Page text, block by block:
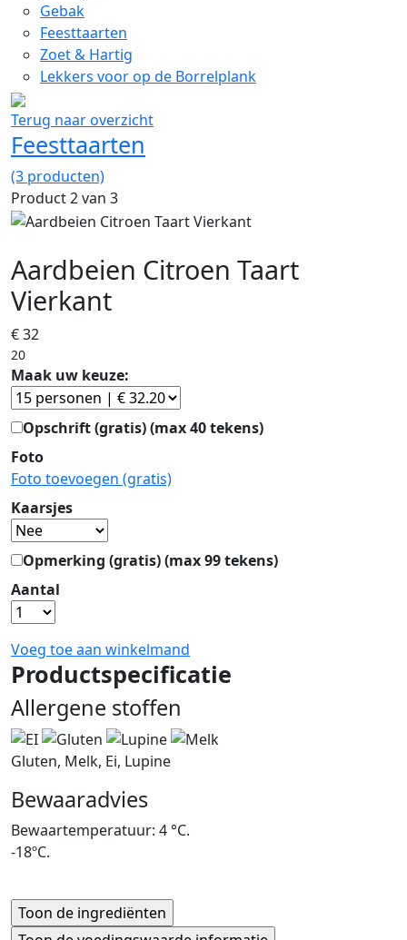
Gebak
Feesttaarten
Zoet & Hartig
Lekkers voor op de Borrelplank
Terug naar overzicht
Feesttaarten
(3 producten)
Product 2 van 3
Aardbeien Citroen Taart
Vierkant
€ 32
20
Maak uw keuze:
Opschrift(gratis)(max 40 tekens)
Foto
Foto toevoegen (gratis)
Kaarsjes
Opmerking (gratis)(max 99 tekens)
Aantal
Voeg toe aan winkelmand
Productspecificatie
Allergene stoffen
Gluten, Melk, Ei, Lupine
Bewaaradvies
Bewaartemperatuur: 4 °C.
-18ºC.